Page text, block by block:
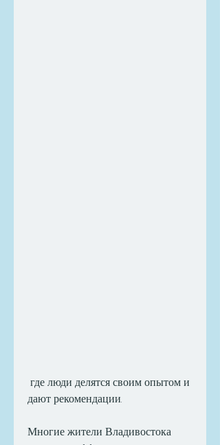
дают рекомендации.
Многие жители Владивостока